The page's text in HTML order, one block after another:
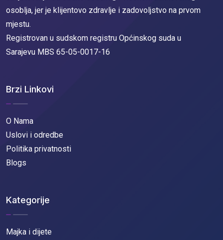
osoblja, jer je klijentovo zdravlje i zadovoljstvo na prvom
mjestu.
Registrovan u sudskom registru Općinskog suda u
Sarajevu MBS 65-05-0017-16
Brzi Linkovi
O Nama
Uslovi i odredbe
Politika privatnosti
Blogs
Kategorije
Majka i dijete